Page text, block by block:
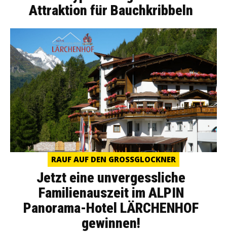
Attraktion für Bauchkribbeln
RAUF AUF DEN GROSSGLOCKNER
Jetzt eine unvergessliche
Familienauszeit im ALPIN
Panorama-Hotel LÄRCHENHOF
gewinnen!